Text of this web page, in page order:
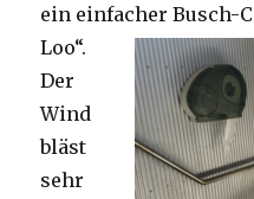
ein einfacher Busch-
Loo“.
Der
Wind
bläst
sehr